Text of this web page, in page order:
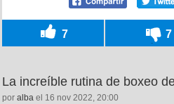
7 7
La increíble rutina de boxeo
por alba el 16 nov 2022, 20:00